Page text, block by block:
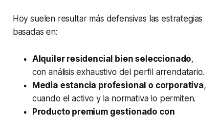
Hoy suelen resultar más defensivas las estrategias
basadas en:
Alquiler residencial bien seleccionado,
con análisis exhaustivo del perfil arrendatario.
Media estancia profesional o corporativa,
cuando el activo y la normativa lo permiten.
Producto premium gestionado con